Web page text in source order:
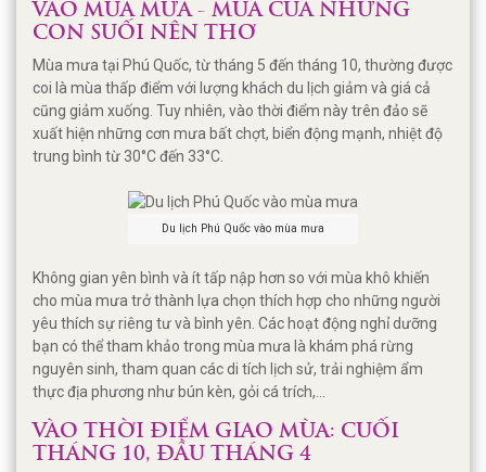
VÀO MÙA MƯA - MÙA CỦA NHỮNG
CON SUỐI NÊN THƠ
Mùa mưa tại Phú Quốc, từ tháng 5 đến tháng 10, thường được
coi là mùa thấp điểm với lượng khách du lịch giảm và giá cả
cũng giảm xuống. Tuy nhiên, vào thời điểm này trên đảo sẽ
xuất hiện những cơn mưa bất chợt, biển động mạnh, nhiệt độ
trung bình từ 30°C đến 33°C.
Du lịch Phú Quốc vào mùa mưa
Không gian yên bình và ít tấp nập hơn so với mùa khô khiến
cho mùa mưa trở thành lựa chọn thích hợp cho những người
yêu thích sự riêng tư và bình yên. Các hoạt động nghỉ dưỡng
bạn có thể tham khảo trong mùa mưa là khám phá rừng
nguyên sinh, tham quan các di tích lịch sử, trải nghiệm ẩm
thực địa phương như bún kèn, gỏi cá trích,...
VÀO THỜI ĐIỂM GIAO MÙA: CUỐI
THÁNG 10, ĐẦU THÁNG 4